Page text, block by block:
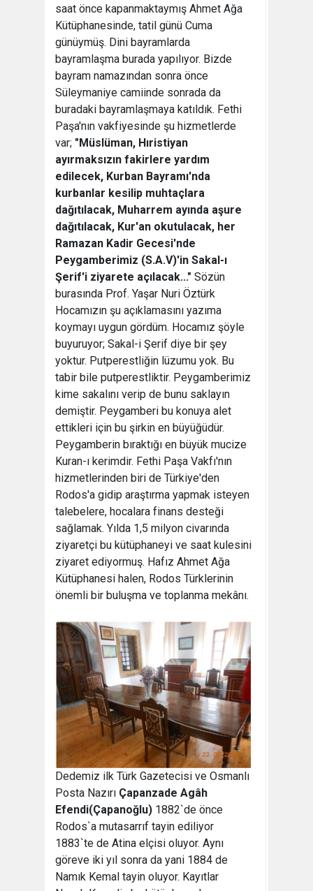
saat önce kapanmaktaymış Ahmet Ağa
Kütüphanesinde, tatil günü Cuma
günüymüş. Dini bayramlarda
bayramlaşma burada yapılıyor. Bizde
bayram namazından sonra önce
Süleymaniye camiinde sonrada da
buradaki bayramlaşmaya katıldık. Fethi
Paşa'nın vakfiyesinde şu hizmetlerde
var; "Müslüman, Hıristiyan
ayırmaksızın fakirlere yardım
edilecek, Kurban Bayramı'nda
kurbanlar kesilip muhtaçlara
dağıtılacak, Muharrem ayında aşure
dağıtılacak, Kur'an okutulacak, her
Ramazan Kadir Gecesi'nde
Peygamberimiz (S.A.V)'in Sakal-ı
Şerif'i ziyarete açılacak..." Sözün
burasında Prof. Yaşar Nuri Öztürk
Hocamızın şu açıklamasını yazıma
koymayı uygun gördüm. Hocamız şöyle
buyuruyor; Sakal-i Şerif diye bir şey
yoktur. Putperestliğin lüzumu yok. Bu
tabir bile putperestliktir. Peygamberimiz
kime sakalını verip de bunu saklayın
demiştir. Peygamberi bu konuya alet
ettikleri için bu şirkin en büyüğüdür.
Peygamberin bıraktığı en büyük mucize
Kuran-ı kerimdir. Fethi Paşa Vakfı'nın
hizmetlerinden biri de Türkiye'den
Rodos'a gidip araştırma yapmak isteyen
talebelere, hocalara finans desteği
sağlamak. Yılda 1,5 milyon civarında
ziyaretçi bu kütüphaneyi ve saat kulesini
ziyaret ediyormuş. Hafız Ahmet Ağa
Kütüphanesi halen, Rodos Türklerinin
önemli bir buluşma ve toplanma mekânı.
Dedemiz ilk Türk Gazetecisi ve Osmanlı
Posta Nazırı Çapanzade Agâh
Efendi(Çapanoğlu) 1882`de önce
Rodos`a mutasarrıf tayin ediliyor
1883`te de Atina elçisi oluyor. Aynı
göreve iki yıl sonra da yani 1884 de
Namık Kemal tayin oluyor. Kayıtlar